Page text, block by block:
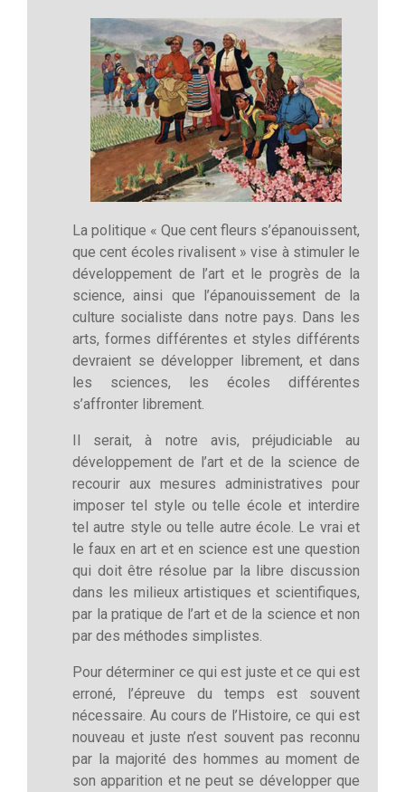
La politique « Que cent fleurs s’épanouissent,
que cent écoles rivalisent » vise à stimuler le
développement de l’art et le progrès de la
science, ainsi que l’épanouissement de la
culture socialiste dans notre pays. Dans les
arts, formes différentes et styles différents
devraient se développer librement, et dans
les sciences, les écoles différentes
s’affronter librement.
Il serait, à notre avis, préjudiciable au
développement de l’art et de la science de
recourir aux mesures administratives pour
imposer tel style ou telle école et interdire
tel autre style ou telle autre école. Le vrai et
le faux en art et en science est une question
qui doit être résolue par la libre discussion
dans les milieux artistiques et scientifiques,
par la pratique de l’art et de la science et non
par des méthodes simplistes.
Pour déterminer ce qui est juste et ce qui est
erroné, l’épreuve du temps est souvent
nécessaire. Au cours de l’Histoire, ce qui est
nouveau et juste n’est souvent pas reconnu
par la majorité des hommes au moment de
son apparition et ne peut se développer que